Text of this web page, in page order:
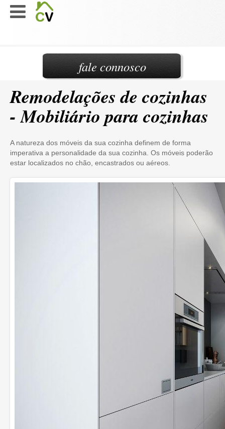
Remodelações de cozinhas
- Mobiliário para cozinhas
A natureza dos móveis da sua cozinha definem de forma
imperativa a personalidade da sua cozinha. Os móveis poderão
estar localizados no chão, encastrados ou aéreos.
fale connosco